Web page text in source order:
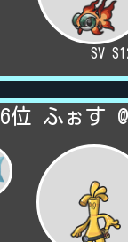
SV
6位 ふぉす